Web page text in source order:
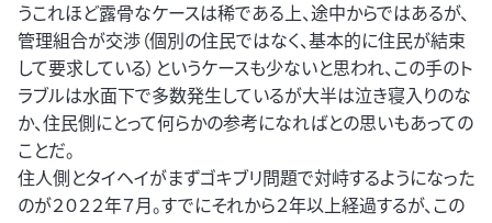
うこれほど露骨なケースは稀である上、途中からではあるが、
管理組合が交渉（個別の住民ではなく、基本的に住民が結束
して要求している）というケースも少ないと思われ、この手のト
ラブルは水面下で多数発生しているが大半は泣き寝入りのな
か、住民側にとって何らかの参考になればとの思いもあっての
ことだ。
住人側とタイヘイがまずゴキブリ問題で対峙するようになった
のが２０２２年７月。すでにそれから２年以上経過するが、この